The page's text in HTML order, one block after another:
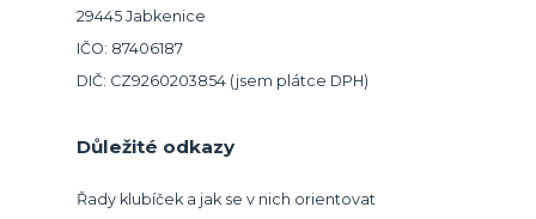
29445 Jabkenice
IČO: 87406187
DIČ: CZ9260203854 (jsem plátce DPH)
Důležité odkazy
Řady klubíček a jak se v nich orientovat